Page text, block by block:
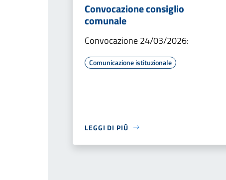
Convocazione consiglio
comunale
Convocazione 24/03/2026:
Comunicazione istituzionale
LEGGI DI PIÙ